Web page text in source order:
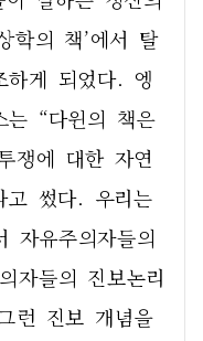
학의 책’에서 탈
하게 되었다. 엥
는 “다윈의 책은
쟁에 대한 자연
고 썼다. 우리는
자유주의자들의
자들의 진보논리
런 진보 개념을